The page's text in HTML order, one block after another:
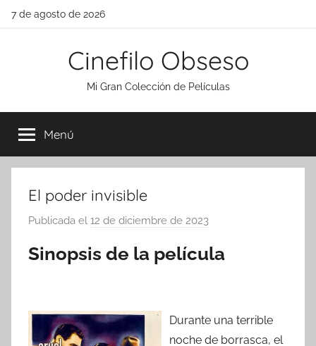
Saltar
7 de agosto de 2026
Cinefilo Obseso
Mi Gran Colección de Películas
Menú
El poder invisible
Publicada el 12 de diciembre de 2023
r
Sinopsis de la película
Durante una terrible
noche de borrasca, el